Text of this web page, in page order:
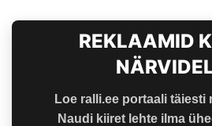
REKLAAMID
Loe ralli.ee portaali täiesti
Naudi kiiret lehte ilma